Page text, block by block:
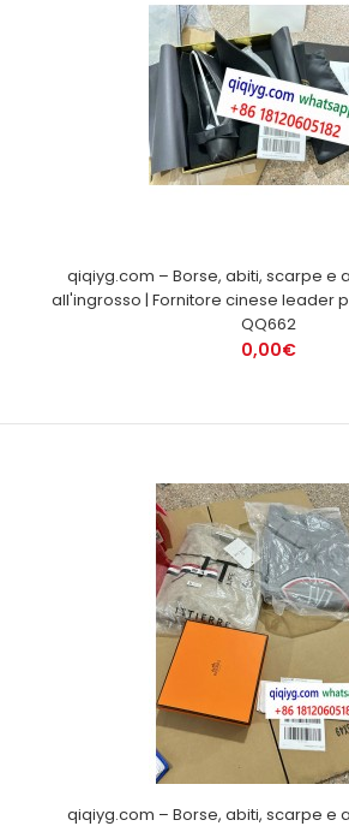
qiqiyg.com – Borse, abiti, scarpe e
all'ingrosso | Fornitore cinese leader
QQ662
0,00€
qiqiyg.com – Borse, abiti, scarpe e